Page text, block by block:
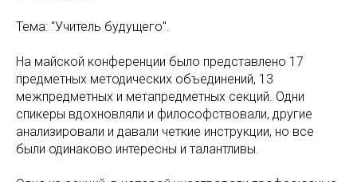
Тема: "Учитель будущего".
На майской конференции было представлено 17
предметных методических объединений, 13
межпредметных и метапредметных секций. Одни
спикеры вдохновляли и философствовали, другие
анализировали и давали четкие инструкции, но все
были одинаково интересны и талантливы.